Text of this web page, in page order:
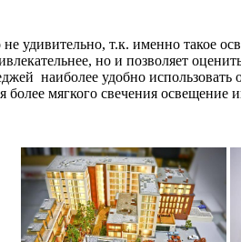
не удивительно, т.к. именно
но и позволяет
наиболее удобно
мягкого свечения освещение